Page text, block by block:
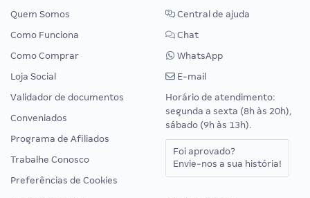
Quem Somos
Como Funciona
Como Comprar
Loja Social
Validador de documentos
Conveniados
Programa de Afiliados
Trabalhe Conosco
Preferências de Cookies
Central de ajuda
Chat
WhatsApp
E-mail
Horário de atendimento:
segunda a sexta (8h às 20h),
sábado (9h às 13h).
Foi aprovado?
Envie-nos a sua história!